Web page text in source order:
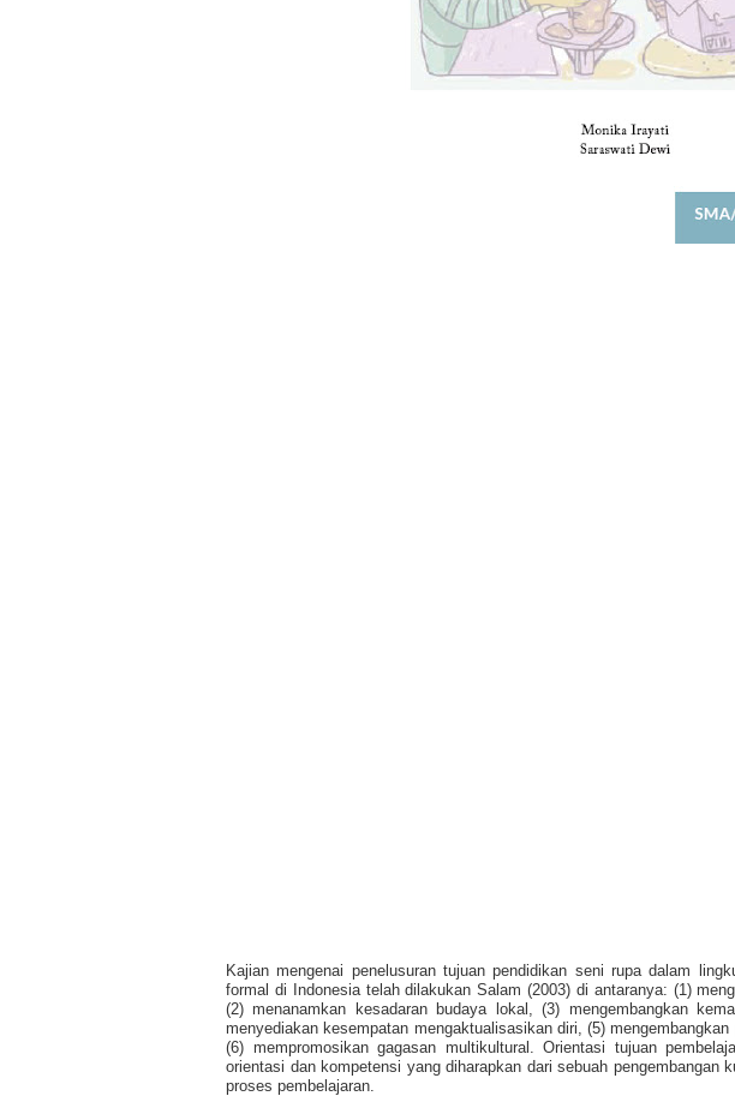
Kajian mengenai penelusuran tujuan pendidikan seni rupa dalam
formal di Indonesia telah dilakukan Salam (2003) di antaranya: (1)
(2) menanamkan kesadaran budaya lokal, (3) mengembangkan
menyediakan kesempatan mengaktualisasikan diri, (5)
(6) mempromosikan gagasan multikultural. Orientasi tujuan
orientasi dan kompetensi yang diharapkan dari sebuah pengembangan
proses pembelajaran.